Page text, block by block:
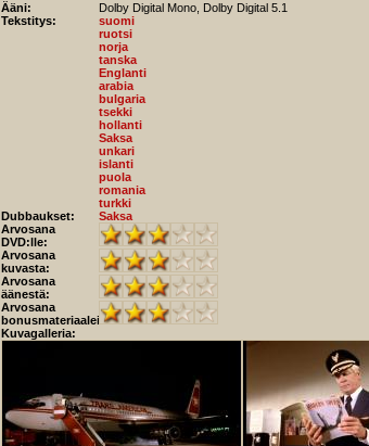
Ääni:
Dolby Digital Mono, Dolby Digital 5.1
Tekstitys:
suomi
ruotsi
norja
tanska
Englanti
arabia
bulgaria
tsekki
hollanti
Saksa
unkari
islanti
puola
romania
turkki
Dubbaukset:
Saksa
Arvosana
DVD:lle:
Arvosana
kuvasta:
Arvosana
äänestä:
Arvosana
bonusmateriaaleista:
Kuvagalleria: